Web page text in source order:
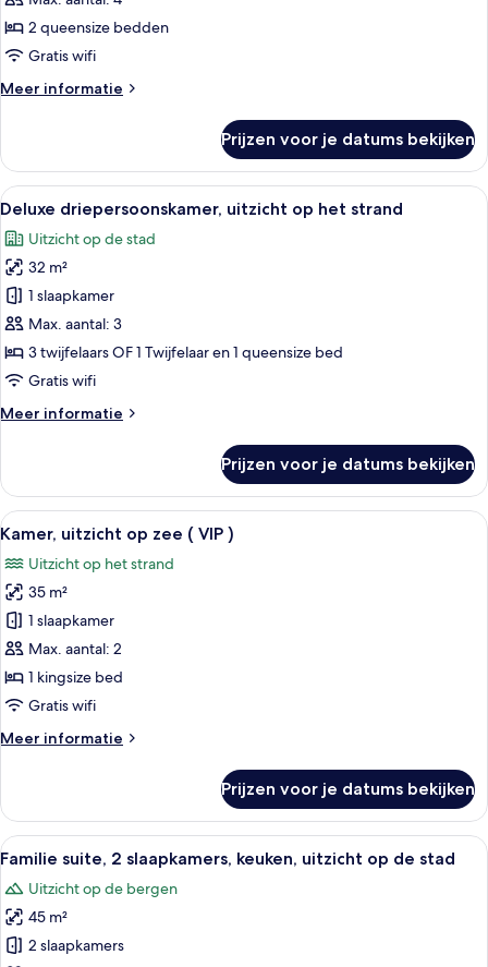
uitzicht
op
laden
2 queensize bedden
Gratis wifi
Meer informatie
Meer
vierpersoonskamer,
gedeeltelijk
uitzicht
oceaan
Prijzen voor je datums bekijken
Alle
foto's
voor
Deluxe
driepersoonskamer,
uitzicht
op
het
laden
Een hotelkamer met drie
15
Deluxe driepersoonskamer, uitzicht op het strand
Uitzicht op de stad
32 m²
1 slaapkamer
Max. aantal: 3
3 twijfelaars OF 1 Twijfelaar en 1 queensize bed
Gratis wifi
Meer informatie
Meer
driepersoonskamer,
uitzicht
op
strand
Prijzen voor je datums bekijken
Alle
foto's
voor
Kamer,
uitzicht
op
zee
(
)
Een hotelkamer met een bed, een
17
Kamer, uitzicht op zee ( VIP )
Uitzicht op het strand
35 m²
1 slaapkamer
Max. aantal: 2
1 kingsize bed
Gratis wifi
Meer informatie
Meer
uitzicht
op
zee
VIP
Prijzen voor je datums bekijken
Alle
foto's
voor
Familie
suite,
Een moderne hotelkamer met een
11
Familie suite, 2 slaapkamers, keuken, uitzicht op de stad
Uitzicht op de bergen
45 m²
2 slaapkamers